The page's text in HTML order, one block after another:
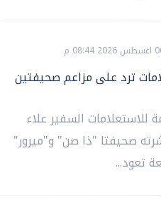
ترد على مزاعم صحيفتين
للاستعلامات السفير علاء
صحيفتا "ذا صن" و"ميرور"
تعود...